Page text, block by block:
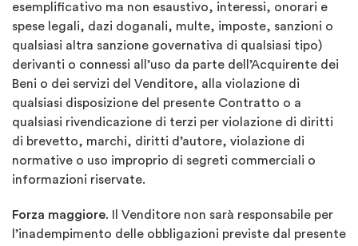
esemplificativo ma non esaustivo, interessi, onorari e
spese legali, dazi doganali, multe, imposte, sanzioni o
qualsiasi altra sanzione governativa di qualsiasi tipo)
derivanti o connessi all’uso da parte dell’Acquirente dei
Beni o dei servizi del Venditore, alla violazione di
qualsiasi disposizione del presente Contratto o a
qualsiasi rivendicazione di terzi per violazione di diritti
di brevetto, marchi, diritti d’autore, violazione di
normative o uso improprio di segreti commerciali o
informazioni riservate.
Forza maggiore. Il Venditore non sarà responsabile per
l’inadempimento delle obbligazioni previste dal presente